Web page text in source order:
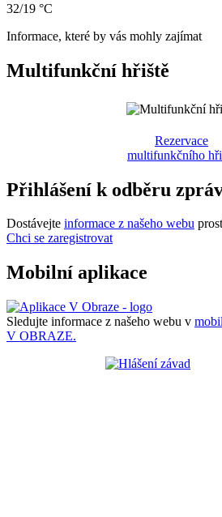
32/19 °C
Informace, které by vás mohly zajímat
Multifunkční hřiště
Rezervace
multifunkčního
Přihlášení k odběru
Dostávejte informace z našeho webu
Chci se zaregistrovat
Mobilní aplikace
Sledujte informace z našeho webu v
V OBRAZE.